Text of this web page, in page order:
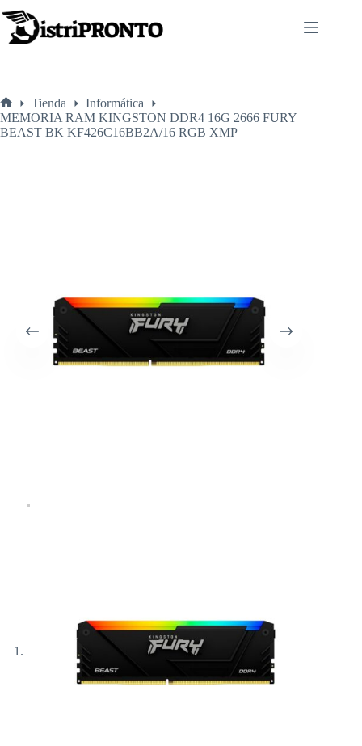
al
contenido
Inicio
Tienda
Informática
MEMORIA RAM KINGSTON DDR4 16G 2666 FURY
BEAST BK KF426C16BB2A/16 RGB XMP